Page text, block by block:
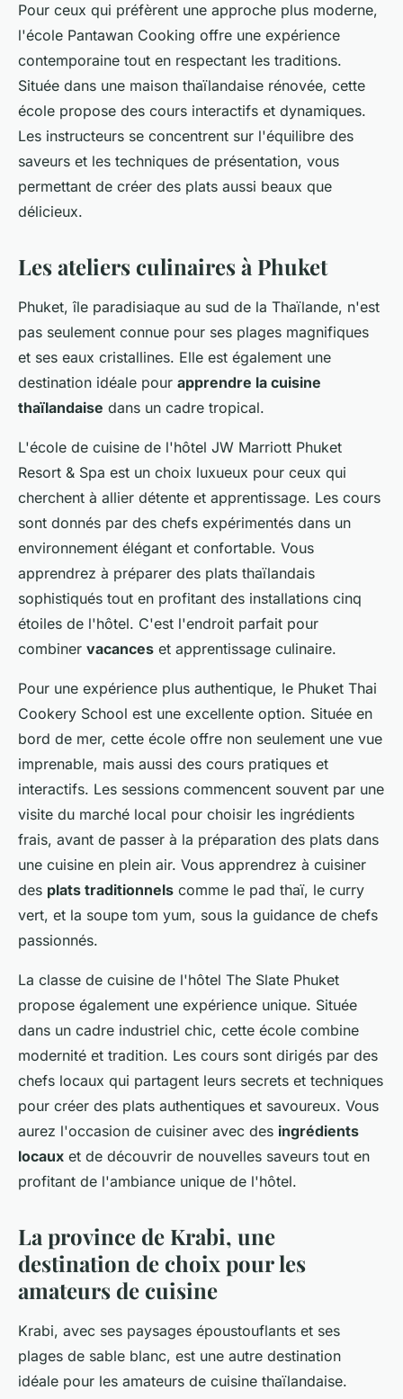
Pour ceux qui préfèrent une approche plus moderne,
l'école Pantawan Cooking offre une expérience
contemporaine tout en respectant les traditions.
Située dans une maison thaïlandaise rénovée, cette
école propose des cours interactifs et dynamiques.
Les instructeurs se concentrent sur l'équilibre des
saveurs et les techniques de présentation, vous
permettant de créer des plats aussi beaux que
délicieux.
Les ateliers culinaires à Phuket
Phuket, île paradisiaque au sud de la Thaïlande, n'est
pas seulement connue pour ses plages magnifiques
et ses eaux cristallines. Elle est également une
destination idéale pour apprendre la cuisine
thaïlandaise dans un cadre tropical.
L'école de cuisine de l'hôtel JW Marriott Phuket
Resort & Spa est un choix luxueux pour ceux qui
cherchent à allier détente et apprentissage. Les cours
sont donnés par des chefs expérimentés dans un
environnement élégant et confortable. Vous
apprendrez à préparer des plats thaïlandais
sophistiqués tout en profitant des installations cinq
étoiles de l'hôtel. C'est l'endroit parfait pour
combiner vacances et apprentissage culinaire.
Pour une expérience plus authentique, le Phuket Thai
Cookery School est une excellente option. Située en
bord de mer, cette école offre non seulement une vue
imprenable, mais aussi des cours pratiques et
interactifs. Les sessions commencent souvent par une
visite du marché local pour choisir les ingrédients
frais, avant de passer à la préparation des plats dans
une cuisine en plein air. Vous apprendrez à cuisiner
des plats traditionnels comme le pad thaï, le curry
vert, et la soupe tom yum, sous la guidance de chefs
passionnés.
La classe de cuisine de l'hôtel The Slate Phuket
propose également une expérience unique. Située
dans un cadre industriel chic, cette école combine
modernité et tradition. Les cours sont dirigés par des
chefs locaux qui partagent leurs secrets et techniques
pour créer des plats authentiques et savoureux. Vous
aurez l'occasion de cuisiner avec des ingrédients
locaux et de découvrir de nouvelles saveurs tout en
profitant de l'ambiance unique de l'hôtel.
La province de Krabi, une
destination de choix pour les
amateurs de cuisine
Krabi, avec ses paysages époustouflants et ses
plages de sable blanc, est une autre destination
idéale pour les amateurs de cuisine thaïlandaise.